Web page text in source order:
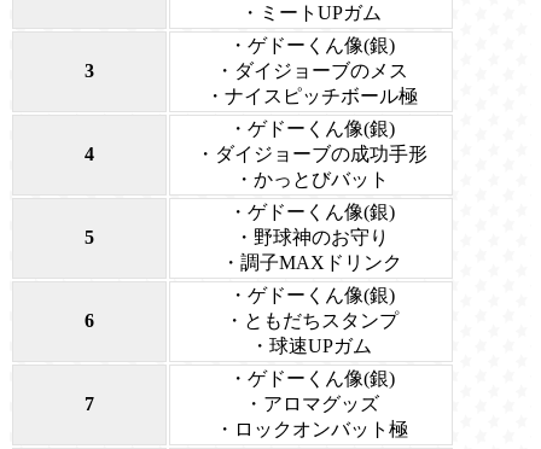
・ミートUPガム
3
・ゲドーくん像(銀)
・ダイジョーブのメス
・ナイスピッチボール極
4
・ゲドーくん像(銀)
・ダイジョーブの成功手形
・かっとびバット
5
・ゲドーくん像(銀)
・野球神のお守り
・調子MAXドリンク
6
・ゲドーくん像(銀)
・ともだちスタンプ
・球速UPガム
7
・ゲドーくん像(銀)
・アロマグッズ
・ロックオンバット極